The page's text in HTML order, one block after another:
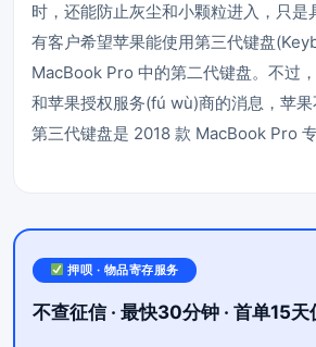
时，还能防止灰尘和小颗粒进入，只是
有客户希望苹果能使用第三代键盘
MacBook Pro 中的第二代键盘。不过
和苹果授权服务(fú wù)商的消息，苹果
第三代键盘是 2018 款 MacBook Pro 专
押呗 · 物品寄存服务
不查征信 · 最快30分钟 · 首单15